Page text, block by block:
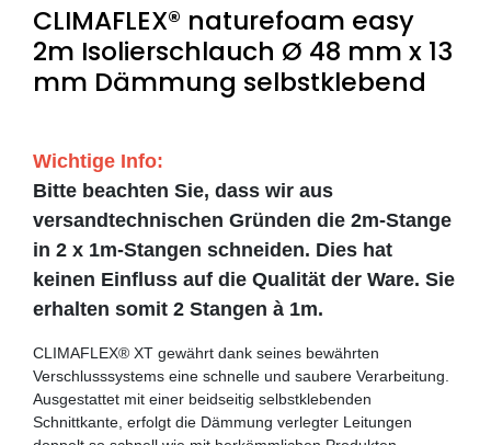
CLIMAFLEX® naturefoam easy
2m Isolierschlauch Ø 48 mm x 13
mm Dämmung selbstklebend
Wichtige Info:
Bitte beachten Sie, dass wir aus
versandtechnischen Gründen die 2m-Stange
in 2 x 1m-Stangen schneiden. Dies hat
keinen Einfluss auf die Qualität der Ware. Sie
erhalten somit 2 Stangen à 1m.
CLIMAFLEX® XT gewährt dank seines bewährten
Verschlusssystems eine schnelle und saubere Verarbeitung.
Ausgestattet mit einer beidseitig selbstklebenden
Schnittkante, erfolgt die Dämmung verlegter Leitungen